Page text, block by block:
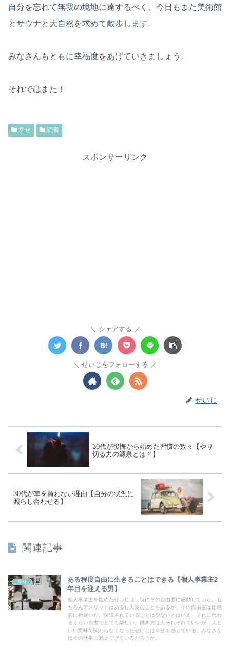
自分を忘れて無我の境地に達するべく、今日もまた美術館
とサウナと大自然を求めて散歩します。
みなさんもともに幸福度をあげていきましょう。
それではまた！
幸せ 読書
スポンサーリンク
シェアする
せいじをフォローする
せいじ
30代が後悔から始めた習慣の数々【やり
切る力の源泉とは？】
30代が車を買わない理由【自分の状況に
照らし合わせる】
関連記事
幸せ
ある程度自由に生きることはできる【個人事業主2
年目を迎える男】
個人事業主を始めたせいじは、特にその自由度に感動していた。も
ちろんデメリットはあるし大変なこともあるが、その自由度は圧倒
的に桁違いだ。保障されていることは少ないとはいえ、それに代わ
るくらい自由でとても楽しい。働き方は人それぞれでいいが、人と
いい意味で関わらなくなったせいじは幸せを感じている。みなさん
は今の仕事に満足できているだろうか。